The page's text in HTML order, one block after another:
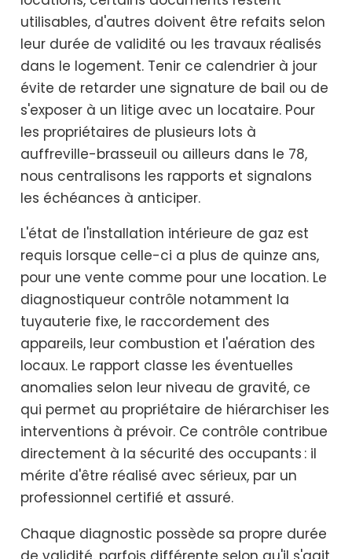
utilisables, d'autres doivent être refaits selon
leur durée de validité ou les travaux réalisés
dans le logement. Tenir ce calendrier à jour
évite de retarder une signature de bail ou de
s'exposer à un litige avec un locataire. Pour
les propriétaires de plusieurs lots à
auffreville-brasseuil ou ailleurs dans le 78,
nous centralisons les rapports et signalons
les échéances à anticiper.
L'état de l'installation intérieure de gaz est
requis lorsque celle-ci a plus de quinze ans,
pour une vente comme pour une location. Le
diagnostiqueur contrôle notamment la
tuyauterie fixe, le raccordement des
appareils, leur combustion et l'aération des
locaux. Le rapport classe les éventuelles
anomalies selon leur niveau de gravité, ce
qui permet au propriétaire de hiérarchiser les
interventions à prévoir. Ce contrôle contribue
directement à la sécurité des occupants : il
mérite d'être réalisé avec sérieux, par un
professionnel certifié et assuré.
Chaque diagnostic possède sa propre durée